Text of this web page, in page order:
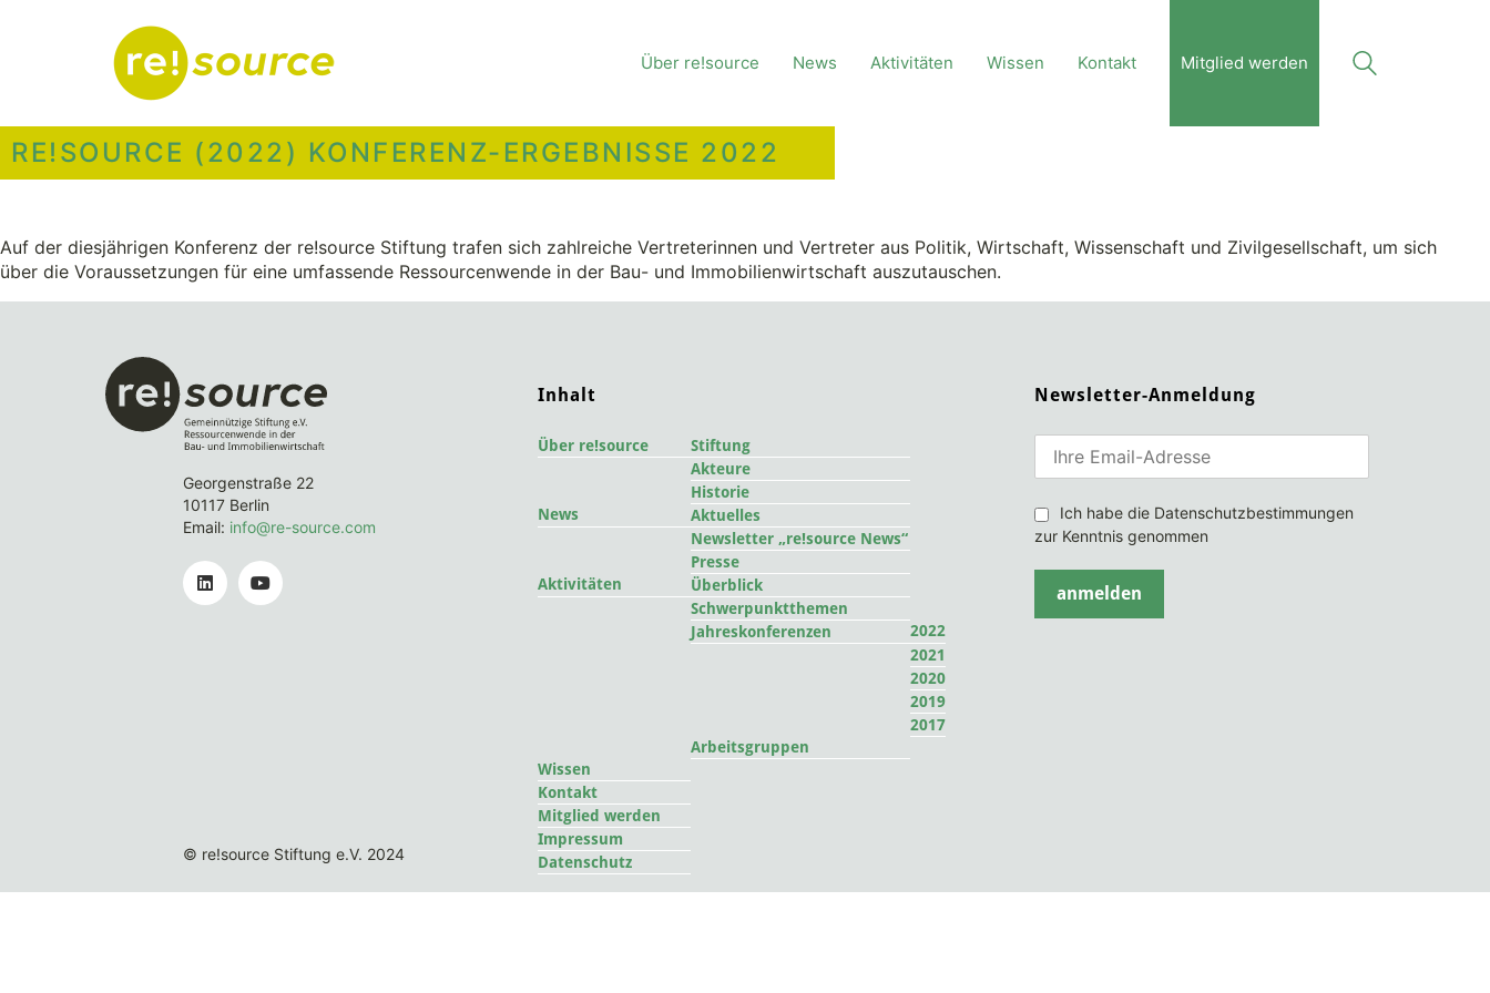
Über re!source News Aktivitäten Wissen Kontakt Mitglied werden
RE!SOURCE (2022) KONFERENZ-ERGEBNISSE 2022
Auf der diesjährigen Konferenz der re!source Stiftung trafen sich zahlreiche Vertreterinnen und Vertreter aus Politik, Wirtschaft, Wissenschaft und Zivilgesellschaft, um sich
über die Voraussetzungen für eine umfassende Ressourcenwende in der Bau- und Immobilienwirtschaft auszutauschen.
Georgenstraße 22
10117 Berlin
Email: info@re-source.com
Inhalt
Über re!source
Stiftung
Akteure
Historie
News
Aktuelles
Newsletter „re!source News“
Presse
Aktivitäten
Überblick
Schwerpunktthemen
Jahreskonferenzen
2022
2021
2020
2019
2017
Arbeitsgruppen
Wissen
Kontakt
Mitglied werden
Impressum
Datenschutz
Newsletter-Anmeldung
Ich habe die Datenschutzbestimmungen
zur Kenntnis genommen
© re!source Stiftung e.V. 2024